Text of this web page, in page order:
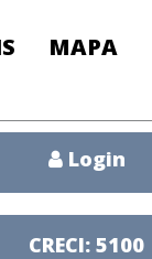
MAPA
Login
CRECI: 5100